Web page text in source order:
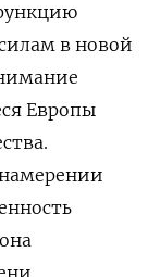
в новой
Европы